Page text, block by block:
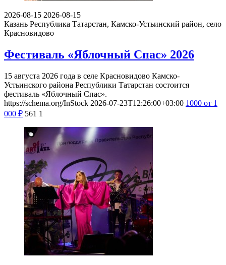
2026-08-15 2026-08-15
Казань Республика Татарстан, Камско-Устьинский район, село
Красновидово
Фестиваль «Яблочный Спас» 2026
15 августа 2026 года в селе Красновидово Камско-
Устьинского района Республики Татарстан состоится
фестиваль «Яблочный Спас».
https://schema.org/InStock 2026-07-23T12:26:00+03:00 1000 от 1
000 ₽ 561 1